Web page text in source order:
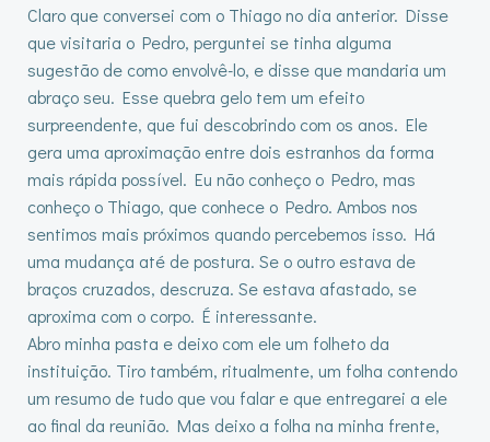
Claro que conversei com o Thiago no dia anterior. Disse
que visitaria o Pedro, perguntei se tinha alguma
sugestão de como envolvê-lo, e disse que mandaria um
abraço seu. Esse quebra gelo tem um efeito
surpreendente, que fui descobrindo com os anos. Ele
gera uma aproximação entre dois estranhos da forma
mais rápida possível. Eu não conheço o Pedro, mas
conheço o Thiago, que conhece o Pedro. Ambos nos
sentimos mais próximos quando percebemos isso. Há
uma mudança até de postura. Se o outro estava de
braços cruzados, descruza. Se estava afastado, se
aproxima com o corpo. É interessante.
Abro minha pasta e deixo com ele um folheto da
instituição. Tiro também, ritualmente, um folha contendo
um resumo de tudo que vou falar e que entregarei a ele
ao final da reunião. Mas deixo a folha na minha frente,